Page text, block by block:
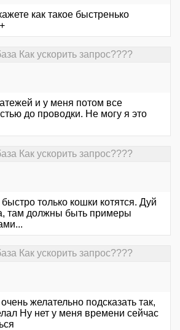
как такое быстренько
Как ускорить запрос????
и у меня потом все
до проводки. Не могу я это
Как ускорить запрос????
только кошки котятся. Дуй
там должны быть примеры
Как ускорить запрос????
желательно подсказать так,
Ну нет у меня времени сейчас